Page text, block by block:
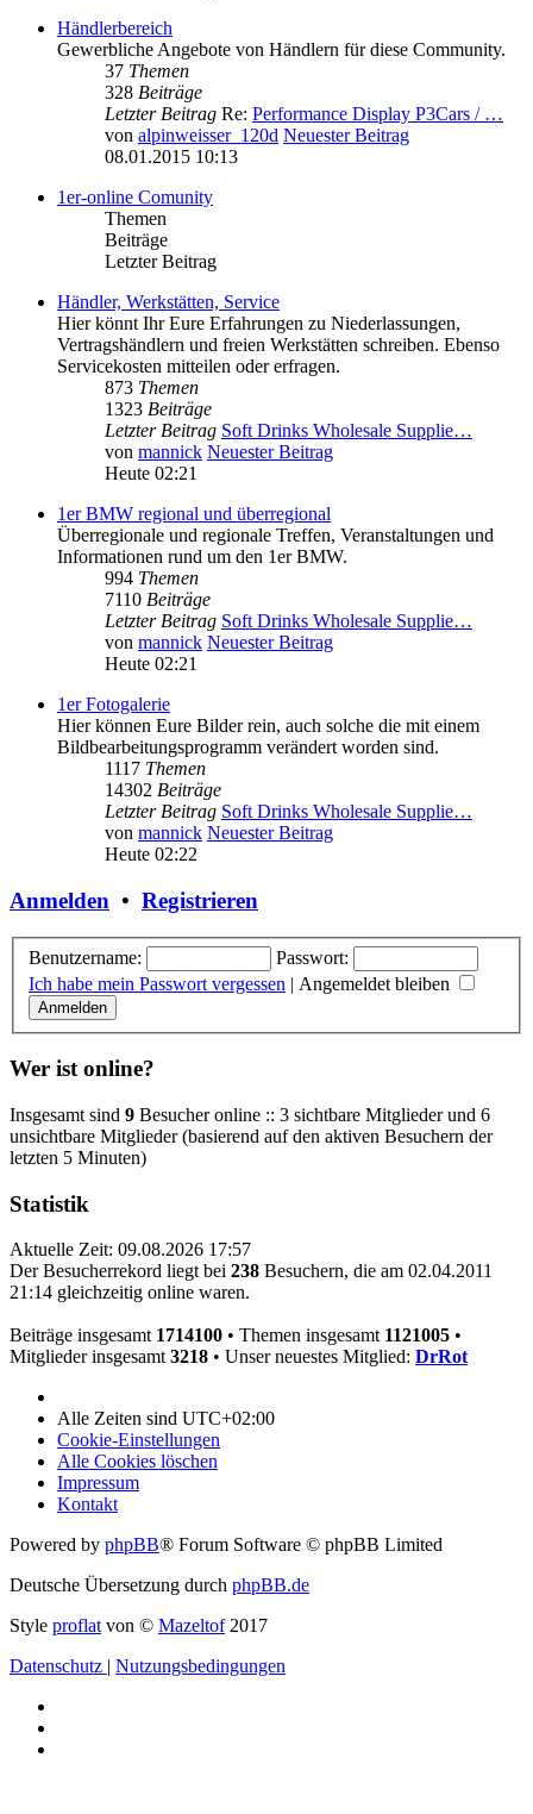
Händlerbereich
Gewerbliche Angebote von Händlern für diese Community.
37 Themen
328 Beiträge
Letzter Beitrag Re: Performance Display P3Cars / …
von alpinweisser_120d Neuester Beitrag
08.01.2015 10:13
1er-online Comunity
Themen
Beiträge
Letzter Beitrag
Händler, Werkstätten, Service
Hier könnt Ihr Eure Erfahrungen zu Niederlassungen,
Vertragshändlern und freien Werkstätten schreiben. Ebenso
Servicekosten mitteilen oder erfragen.
873 Themen
1323 Beiträge
Letzter Beitrag Soft Drinks Wholesale Supplie…
von mannick Neuester Beitrag
Heute 02:21
1er BMW regional und überregional
Überregionale und regionale Treffen, Veranstaltungen und
Informationen rund um den 1er BMW.
994 Themen
7110 Beiträge
Letzter Beitrag Soft Drinks Wholesale Supplie…
von mannick Neuester Beitrag
Heute 02:21
1er Fotogalerie
Hier können Eure Bilder rein, auch solche die mit einem
Bildbearbeitungsprogramm verändert worden sind.
1117 Themen
14302 Beiträge
Letzter Beitrag Soft Drinks Wholesale Supplie…
von mannick Neuester Beitrag
Heute 02:22
Anmelden • Registrieren
Benutzername:
Passwort:
Ich habe mein Passwort vergessen | Angemeldet bleiben
Wer ist online?
Insgesamt sind 9 Besucher online :: 3 sichtbare Mitglieder und 6
unsichtbare Mitglieder (basierend auf den aktiven Besuchern der
letzten 5 Minuten)
Statistik
Aktuelle Zeit: 09.08.2026 17:57
Der Besucherrekord liegt bei 238 Besuchern, die am 02.04.2011
21:14 gleichzeitig online waren.
Beiträge insgesamt 1714100 • Themen insgesamt 1121005 •
Mitglieder insgesamt 3218 • Unser neuestes Mitglied: DrRot
Alle Zeiten sind UTC+02:00
Cookie-Einstellungen
Alle Cookies löschen
Impressum
Kontakt
Powered by phpBB® Forum Software © phpBB Limited
Deutsche Übersetzung durch phpBB.de
Style proflat von © Mazeltof2017
Datenschutz | Nutzungsbedingungen